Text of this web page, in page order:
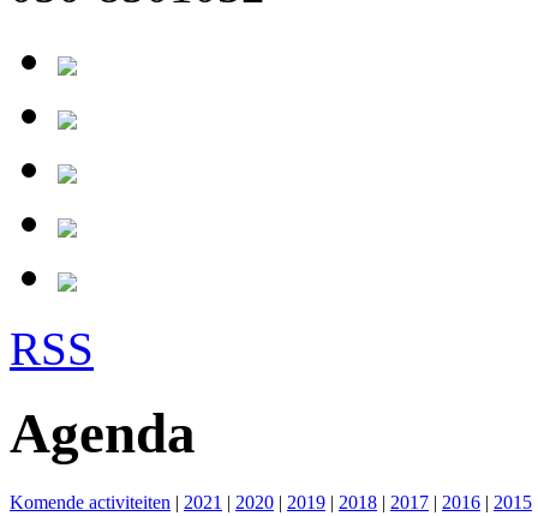
RSS
Agenda
Komende activiteiten | 2021 | 2020 | 2019 | 2018 | 2017 | 2016 | 2015